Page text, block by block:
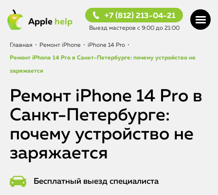
Apple help
+7 (812) 213-04-21
Выезд мастеров с 9:00 до 21:00
Главная • Ремонт iPhone • iPhone 14 Pro •
Ремонт iPhone 14 Pro в Санкт-Петербурге: почему устройство не
заряжается
Ремонт iPhone 14 Pro в
Санкт-Петербурге:
почему устройство не
заряжается
Бесплатный выезд специалиста